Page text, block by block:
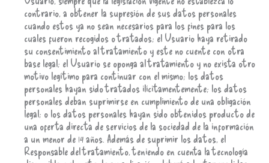
contrario, a obtener la supresión de sus datos personales
cuando estos ya no sean necesarios para los fines para los
cuales fueron recogidos o tratados; el Usuario haya retirado
su consentimiento al tratamiento y este no cuente con otra
base legal; el Usuario se oponga al tratamiento y no exista otro
motivo legítimo para continuar con el mismo; los datos
personales hayan sido tratados ilícitamentemente; los datos
personales deban suprimirse en cumplimiento de una obligación
legal; o los datos personales hayan sido obtenidos producto de
una oferta directa de servicios de la sociedad de la información
a un menor de 14 años. Además de suprimir los datos, el
Responsable del tratamiento, teniendo en cuenta la tecnología